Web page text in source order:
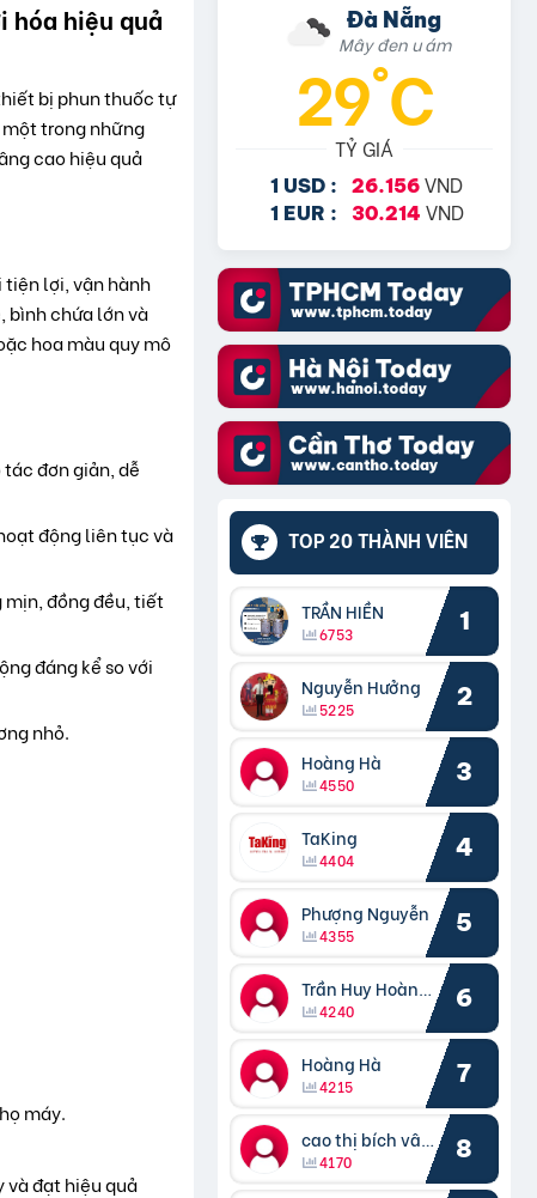
hóa hiệu quả
bị phun thuốc tự
một trong những
cao hiệu quả
tiện lợi, vận hành
bình chứa lớn và
hoa màu quy mô
đơn giản, dễ
động liên tục và
mịn, đồng đều, tiết
đáng kể so với
nhỏ.
máy.
và đạt hiệu quả
Đà Nẵng
Mây đen u ám
29°C
TỶ GIÁ
1 USD : 26.156 VND
1 EUR : 30.214 VND
TOP 20 THÀNH VIÊN
TRẦN HIỀN
6753 1
Nguyễn Hưởng
5225 2
Hoàng Hà
4550 3
TaKing
4404 4
Phượng Nguyễn
4355 5
Trần Huy Hoàng Bắc
4240 6
Hoàng Hà
4215 7
cao thị bích vâng kiều
4170 8